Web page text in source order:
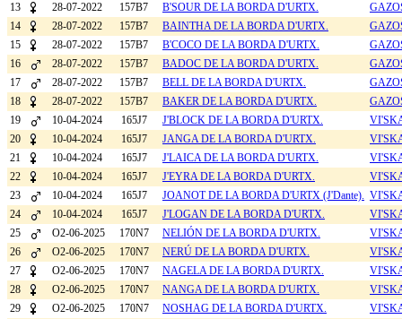
13
28-07-2022 157B7 B'SOUR DE LA BORDA D'URTX.
14
28-07-2022 157B7 BAINTHA DE LA BORDA D'URTX.
15
28-07-2022 157B7 B'COCO DE LA BORDA D'URTX.
16
28-07-2022 157B7 BADOC DE LA BORDA D'URTX.
17
28-07-2022 157B7 BELL DE LA BORDA D'URTX.
18
28-07-2022 157B7 BAKER DE LA BORDA D'URTX.
19
10-04-2024 165J7 J'BLOCK DE LA BORDA D'URTX.
20
10-04-2024 165J7 JANGA DE LA BORDA D'URTX.
21
10-04-2024 165J7 J'LAICA DE LA BORDA D'URTX.
22
10-04-2024 165J7 J'EYRA DE LA BORDA D'URTX.
23
10-04-2024 165J7 JOANOT DE LA BORDA D'URTX (J'Dante).
24
10-04-2024 165J7 J'LOGAN DE LA BORDA D'URTX.
25
O2-06-2025 170N7 NELIÓN DE LA BORDA D'URTX.
26
O2-06-2025 170N7 NERÚ DE LA BORDA D'URTX.
27
O2-06-2025 170N7 NAGELA DE LA BORDA D'URTX.
28
O2-06-2025 170N7 NANGA DE LA BORDA D'URTX.
29
O2-06-2025 170N7 NOSHAG DE LA BORDA D'URTX.